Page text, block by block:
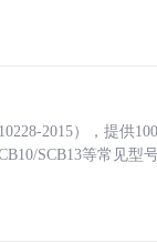
2015），提供
SCB13等常见型